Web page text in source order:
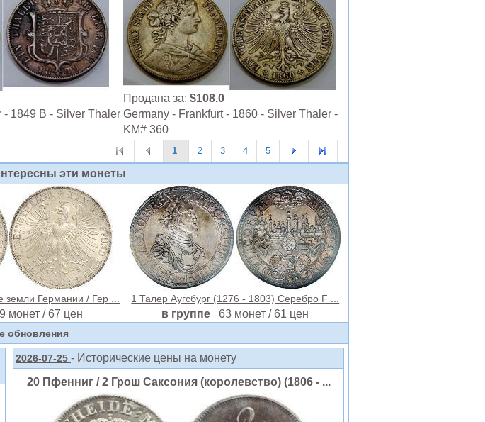
- 1849 B - Silver Thaler
Продана за: $108.0
Germany - Frankfurt - 1860 - Silver Thaler -
KM# 360
1 2 3 4 5
эти монеты
Германии / Гер ...
монет / 67 цен
1 Талер Аугсбург (1276 - 1803) Серебро F ...
в группе63 монет / 61 цен
обновления
2026-07-25 - Исторические цены на монету
20 Пфенниг / 2 Грош Саксония (королевство) (1806 - ...